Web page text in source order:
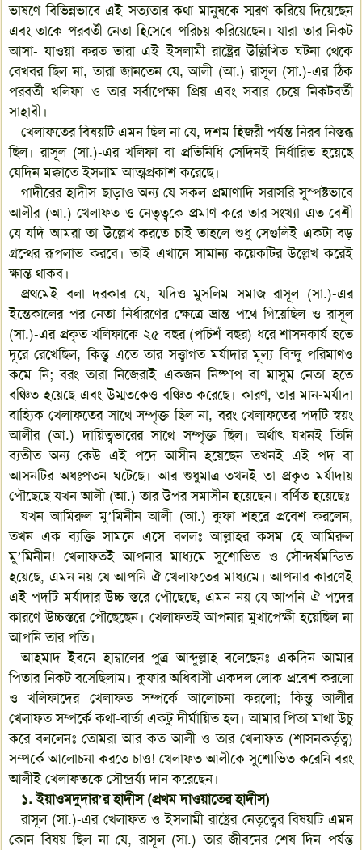
ভাষণে বিভিন্নভাবে এই সত্যতার কথা মানুষকে স্মরণ করিয়ে দিয়েছেন
এবং তাকে পরবর্তী নেতা হিসেবে পরিচয় করিয়েছেন। যারা তার নিকট
আসা- যাওয়া করত তারা এই ইসলামী রাষ্ট্রের উল্লিখিত ঘটনা থেকে
বেখবর ছিল না, তারা জানতেন যে, আলী (আ.) রাসূল (সা.)-এর ঠিক
পরবর্তী খলিফা ও তার সর্বাপেক্ষা প্রিয় এবং সবার চেয়ে নিকটবর্তী
সাহাবী।
খেলাফতের বিষয়টি এমন ছিল না যে, দশম হিজরী পর্যন্ত নিরব নিস্তব্ধ
ছিল। রাসূল (সা.)-এর খলিফা বা প্রতিনিধি সেদিনই নির্ধারিত হয়েছে
যেদিন মক্কাতে ইসলাম আত্মপ্রকাশ করেছে।
গাদীরের হাদীস ছাড়াও অন্য যে সকল প্রমাণাদি সরাসরি সুস্পষ্টভাবে
আলীর (আ.) খেলাফত ও নেতৃত্বকে প্রমাণ করে তার সংখ্যা এত বেশী
যে যদি আমরা তা উল্লেখ করতে চাই তাহলে শুধু সেগুলিই একটা বড়
গ্রন্থের রূপলাভ করবে। তাই এখানে সামান্য কয়েকটির উল্লেখ করেই
ক্ষান্ত থাকব।
প্রথমেই বলা দরকার যে, যদিও মুসলিম সমাজ রাসূল (সা.)-এর
ইন্তেকালের পর নেতা নির্ধারণের ক্ষেত্রে ভ্রান্ত পথে গিয়েছিল ও রাসূল
(সা.)-এর প্রকৃত খলিফাকে ২৫ বছর (পচিশঁ বছর) ধরে শাসনকার্য হতে
দূরে রেখেছিল, কিন্তু এতে তার সত্ত্বাগত মর্যাদার মূল্য বিন্দু পরিমাণও
কমে নি; বরং তারা নিজেরাই একজন নিষ্পাপ বা মাসুম নেতা হতে
বঞ্চিত হয়েছে এবং উম্মতকেও বঞ্চিত করেছে। কারণ, তার মান-মর্যাদা
বাহ্যিক খেলাফতের সাথে সম্পৃক্ত ছিল না, বরং খেলাফতের পদটি স্বয়ং
আলীর (আ.) দায়িত্বভারের সাথে সম্পৃক্ত ছিল। অর্থাৎ যখনই তিনি
ব্যতীত অন্য কেউ এই পদে আসীন হয়েছেন তখনই এই পদ বা
আসনটির অধঃপতন ঘটেছে। আর শুধুমাত্র তখনই তা প্রকৃত মর্যাদায়
পৌছেছে যখন আলী (আ.) তার উপর সমাসীন হয়েছেন। বর্ণিত হয়েছেঃ
যখন আমিরুল মু’মিনীন আলী (আ.) কুফা শহরে প্রবেশ করলেন,
তখন এক ব্যক্তি সামনে এসে বললঃ আল্লাহর কসম হে আমিরুল
মু’মিনীন! খেলাফতই আপনার মাধ্যমে সুশোভিত ও সৌন্দর্যমন্ডিত
হয়েছে, এমন নয় যে আপনি ঐ খেলাফতের মাধ্যমে। আপনার কারণেই
এই পদটি মর্যাদার উচ্চ স্তরে পৌছেছে, এমন নয় যে আপনি ঐ পদের
কারণে উচ্চস্তরে পৌছেছেন। খেলাফতই আপনার মুখাপেক্ষী হয়েছিল না
আপনি তার পতি।
আহমাদ ইবনে হাম্বালের পুত্র আব্দুল্লাহ বলেছেনঃ একদিন আমার
পিতার নিকট বসেছিলাম। কুফার অধিবাসী একদল লোক প্রবেশ করলো
ও খলিফাদের খেলাফত সম্পর্কে আলোচনা করলো; কিন্তু আলীর
খেলাফত সম্পর্কে কথা-বার্তা একটু দীর্ঘায়িত হল। আমার পিতা মাথা উচু
করে বললেনঃ তোমরা আর কত আলী ও তার খেলাফত (শাসনকর্তৃত্ব)
সম্পর্কে আলোচনা করতে চাও! খেলাফত আলীকে সুশোভিত করেনি বরং
আলীই খেলাফতকে সৌন্দ্রর্য্য দান করেছেন।
১. ইয়াওমদুদার’র হাদীস (প্রথম দাওয়াতের হাদীস)
রাসূল (সা.)-এর খেলাফত ও ইসলামী রাষ্ট্রের নেতৃত্বের বিষয়টি এমন
কোন বিষয় ছিল না যে, রাসূল (সা.) তার জীবনের শেষ দিন পর্যন্ত